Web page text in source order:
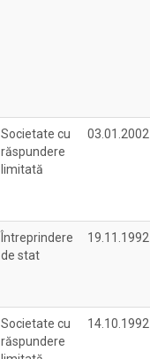
Societate cu
răspundere
limitată
03.01.2002
Întreprindere
de stat
19.11.1992
Societate cu
răspundere
14.10.1992